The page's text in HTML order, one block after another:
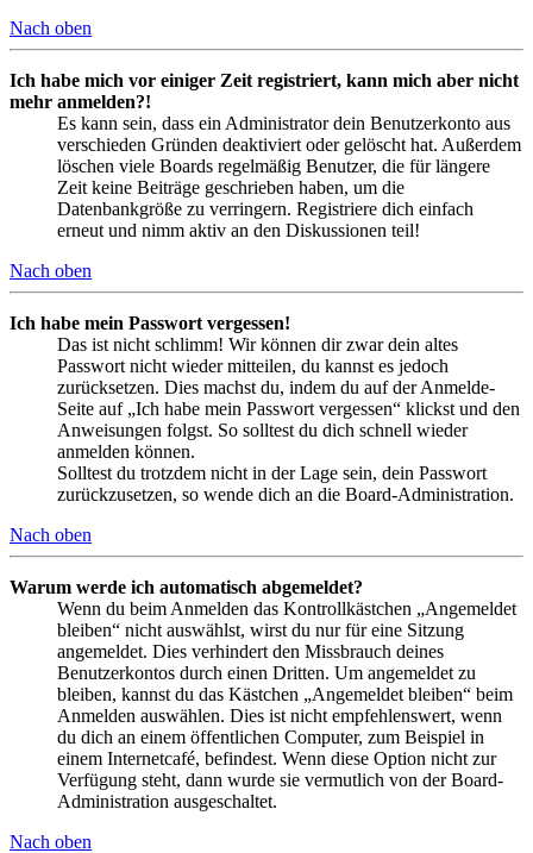
Nach oben
Ich habe mich vor einiger Zeit registriert, kann mich aber nicht
mehr anmelden?!
Es kann sein, dass ein Administrator dein Benutzerkonto aus
verschieden Gründen deaktiviert oder gelöscht hat. Außerdem
löschen viele Boards regelmäßig Benutzer, die für längere
Zeit keine Beiträge geschrieben haben, um die
Datenbankgröße zu verringern. Registriere dich einfach
erneut und nimm aktiv an den Diskussionen teil!
Nach oben
Ich habe mein Passwort vergessen!
Das ist nicht schlimm! Wir können dir zwar dein altes
Passwort nicht wieder mitteilen, du kannst es jedoch
zurücksetzen. Dies machst du, indem du auf der Anmelde-
Seite auf „Ich habe mein Passwort vergessen“ klickst und den
Anweisungen folgst. So solltest du dich schnell wieder
anmelden können.
Solltest du trotzdem nicht in der Lage sein, dein Passwort
zurückzusetzen, so wende dich an die Board-Administration.
Nach oben
Warum werde ich automatisch abgemeldet?
Wenn du beim Anmelden das Kontrollkästchen „Angemeldet
bleiben“ nicht auswählst, wirst du nur für eine Sitzung
angemeldet. Dies verhindert den Missbrauch deines
Benutzerkontos durch einen Dritten. Um angemeldet zu
bleiben, kannst du das Kästchen „Angemeldet bleiben“ beim
Anmelden auswählen. Dies ist nicht empfehlenswert, wenn
du dich an einem öffentlichen Computer, zum Beispiel in
einem Internetcafé, befindest. Wenn diese Option nicht zur
Verfügung steht, dann wurde sie vermutlich von der Board-
Administration ausgeschaltet.
Nach oben